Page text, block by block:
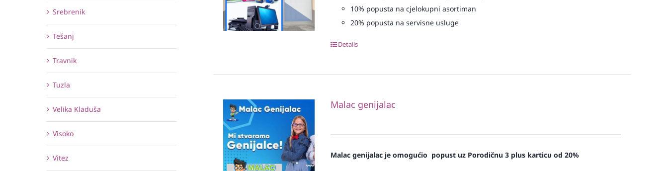
10% popusta na cjelokupni asortiman
20% popusta na servisne usluge
Details
Malac genijalac
Malac genijalac je omogućio popust uz Porodičnu 3 plus karticu od 20%
Srebrenik
Tešanj
Travnik
Tuzla
Velika Kladuša
Visoko
Vitez